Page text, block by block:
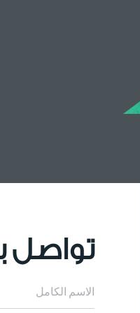
تواصل
الاسم الكامل